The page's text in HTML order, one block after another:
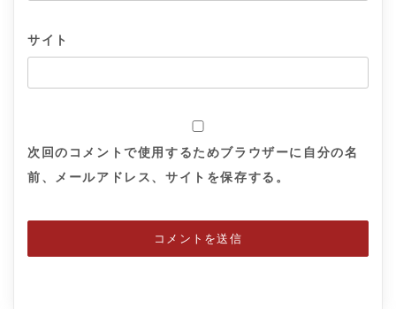
サイト
次回のコメントで使用するためブラウザーに自分の名
前、メールアドレス、サイトを保存する。